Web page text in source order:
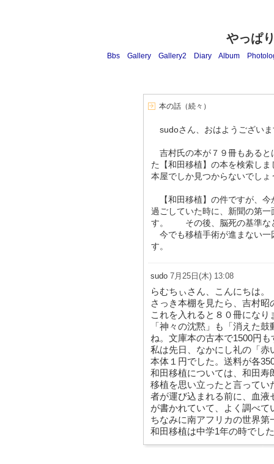
やっぱ
Bbs Gallery Gallery2 Diary Album
本の話（続々）
sudoさん、おはようござい
吉村氏の本が７９冊もある
た【和田移植】の本を検索し
本屋でしか見つからないでしょ
【和田移植】の件ですが、今
過ごしていた時に、新聞の第
す。 その後、脳死の基準な
今でも移植手術が進まない一
す。
sudo 7月25日(木) 13:08
らむちぃさん、こんにちは。
さっき本棚を見たら、吉村
これを入れると８０冊になり
「神々の沈黙」も「消えた
ね。文庫本の古本で1500円
私は先日、なかにし礼の「
本体１円でした。送料が各
和田移植については、和田
移植を思い立ったと言って
者が運び込まれる前に、血
が書かれていて、よく調べて
ちなみに南アフリカの世界
和田移植は中学1年の時でし